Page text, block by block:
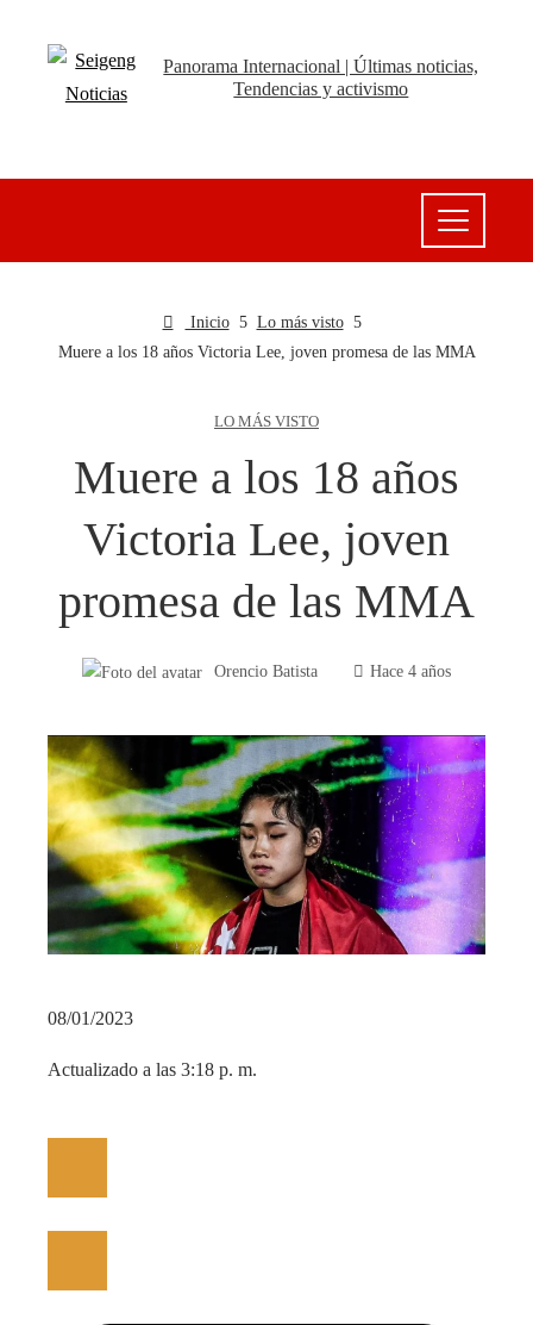
Panorama Internacional | Últimas noticias,
Tendencias y activismo
Inicio
Lo más visto
Muere a los 18 años Victoria Lee, joven promesa de las MMA
LO MÁS VISTO
Muere a los 18 años
Victoria Lee, joven
promesa de las MMA
Orencio Batista Hace 4 años
08/01/2023
Actualizado a las 3:18 p. m.